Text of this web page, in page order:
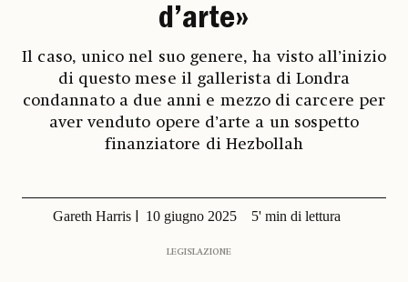
d’arte»
Il caso, unico nel suo genere, ha visto all’inizio
di questo mese il gallerista di Londra
condannato a due anni e mezzo di carcere per
aver venduto opere d’arte a un sospetto
finanziatore di Hezbollah
Gareth Harris 10 giugno 2025 5' min di lettura
LEGISLAZIONE